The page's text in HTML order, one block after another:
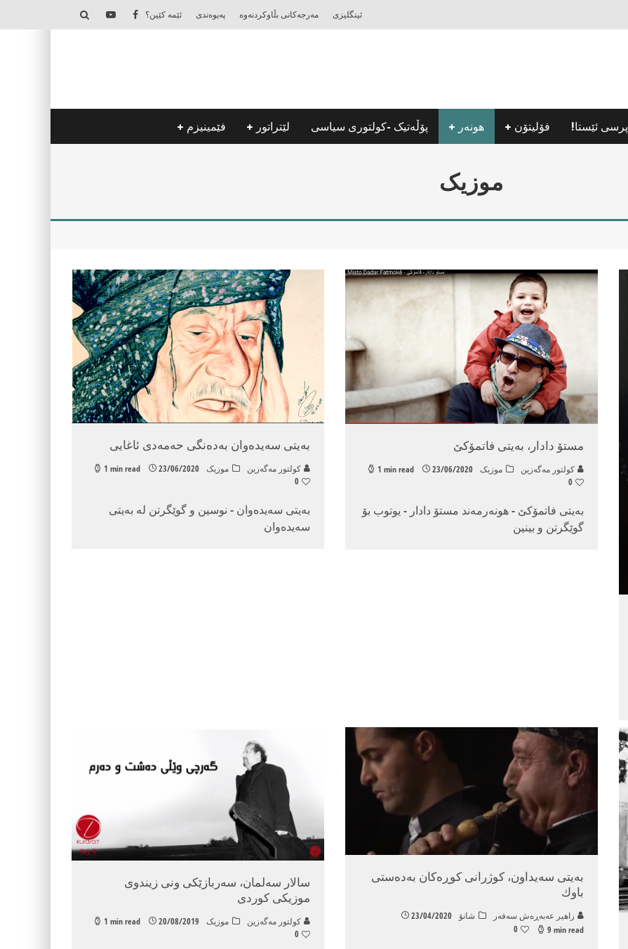
ئینگلیزی مه‌رجه‌كانی بڵاوكردنه‌وه‌ په‌یوه‌ندی ئێمه‌ كێین؟
پرسی ئێستا! فۆلیتۆن هونه‌ر پۆڵه‌تیک -كولتوری سیاسی لێتراتور فێمینیزم
موزیک
مستۆ دادار، به‌یتی فاتمۆكێ
كولتور مه‌گه‌زین موزیک 23/06/2020
1 min read
0
به‌یتی فاتمۆكێ - هونه‌رمه‌ند مستۆ دادار - یوتوب بۆ
گوێگرتن و بینین
به‌یتی سه‌یده‌وان به‌ده‌نگی حه‌مه‌دی ئاغایی
كولتور مه‌گه‌زین موزیک 23/06/2020
1 min read
0
به‌یتی سه‌یده‌وان - نوسین و گوێگرتن له‌ به‌یتی
سه‌یده‌وان
به‌یتی سه‌یداون، كوژرانی كوڕه‌كان به‌ده‌ستی
باوك
زاهیر عه‌به‌ڕه‌ش سه‌فه‌ر شانۆ
23/04/2020
9 min read
0
سالار سه‌لمان، سه‌ربازێكی ونی زیندوی
موزیكی كوردی
كولتور مه‌گه‌زین موزیک 20/08/2019
1 min read
0